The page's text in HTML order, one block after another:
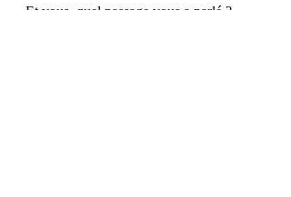
Et vous, quel passage vous a parlé ?